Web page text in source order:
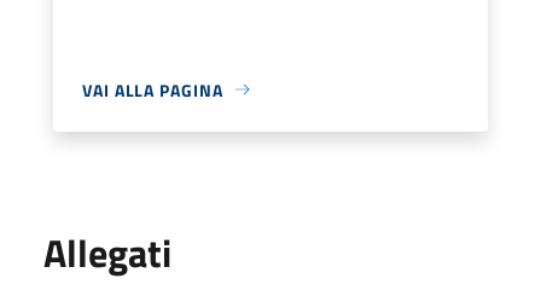
VAI ALLA PAGINA
Allegati